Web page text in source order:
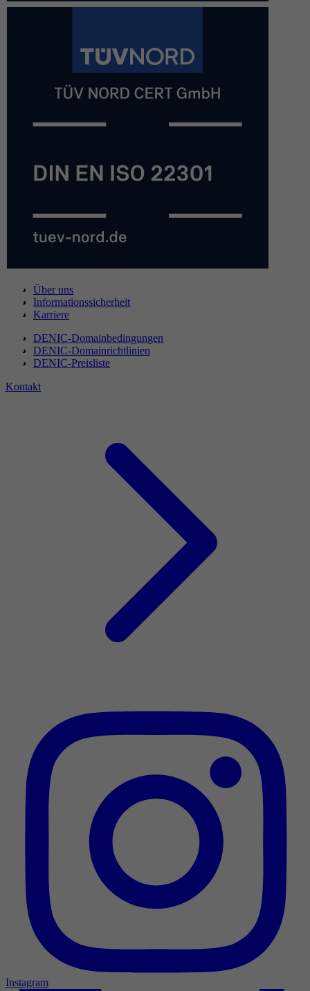
Über uns
Informationssicherheit
Karriere
DENIC-Domainbedingungen
DENIC-Domainrichtlinien
DENIC-Preisliste
Kontakt
Instagram